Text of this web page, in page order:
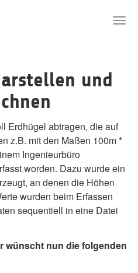
und
Erdhügel abtragen, die auf
z.B. mit den Maßen 100m *
Ingenieurbüro
worden. Dazu wurde ein
an denen die Höhen
wurden beim Erfassen
sequentiell in eine Datei
wünscht nun die folgenden